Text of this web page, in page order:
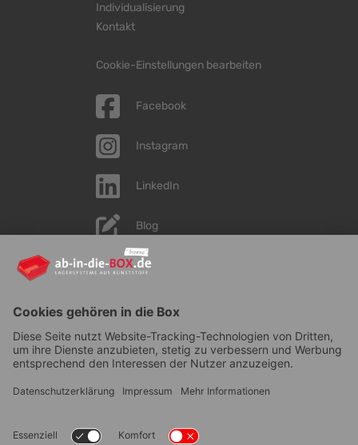
Individualisierung
Kontakt
Cookie-Einstellungen bearbeiten
Facebook
Instagram
LinkedIn
Blog
YouTube